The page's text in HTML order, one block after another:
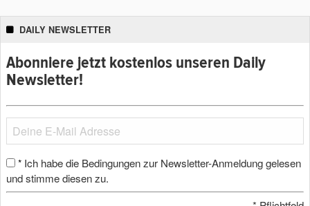
DAILY NEWSLETTER
Abonniere jetzt kostenlos unseren Daily
Newsletter!
* Ich habe die Bedingungen zur Newsletter-Anmeldung gelesen
und stimme diesen zu.